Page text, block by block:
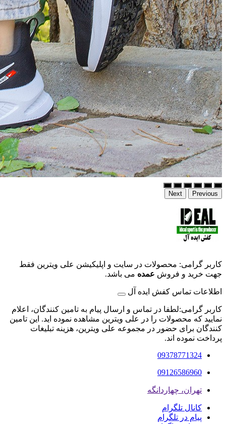
Previous
Next
کاربر گرامی: محصولات در سایت و اپلیکیشن علی ویترین فقط
جهت خرید و فروش عمده می باشد.
اطلاعات تماس کفش ایده آل
کاربر گرامی:لطفا در تماس و ارسال پیام به تامین کنندگان، اعلام
نمایید که محصولات را در علی ویترین مشاهده نموده اید. این تامین
کنندگان برای حضور در مجموعه علی ویترین، هزینه تبلیغات
پرداخت نموده اند.
09378771324
09126586960
تهران، چهاردانگه
کانال تلگرام
پیام در تلگرام